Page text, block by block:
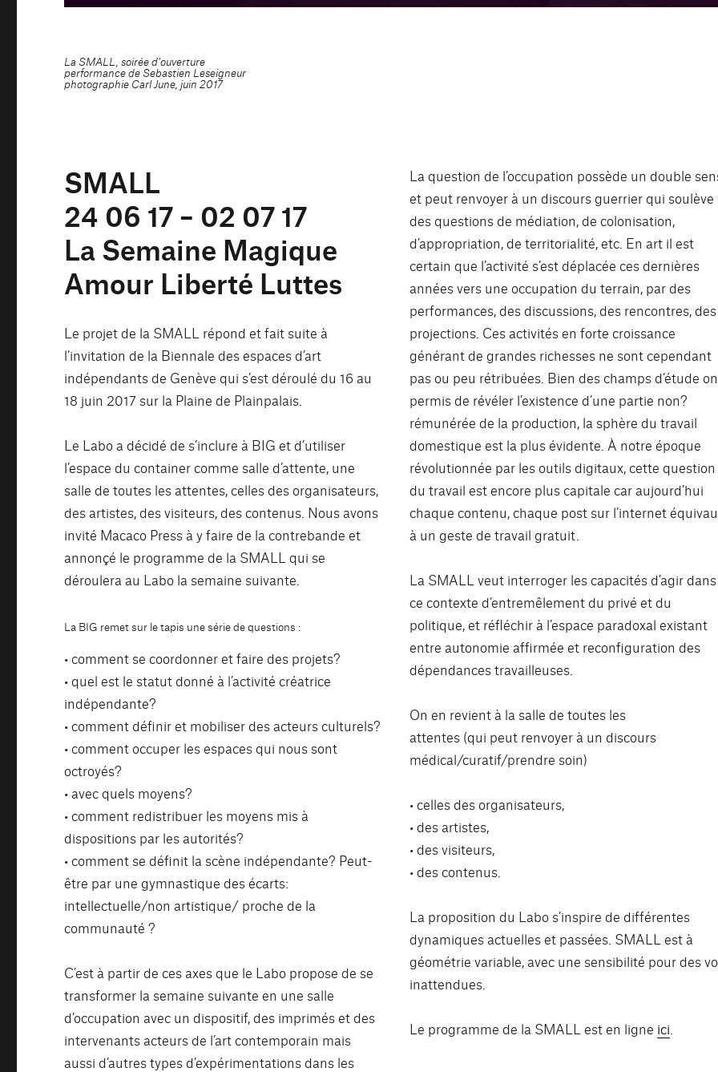
La SMALL, soirée d’ouverture
performance de Sebastien Leseigneur
photographie Carl June, juin 2017
SMALL
24 06 17 – 02 07 17
La Semaine Magique
Amour Liberté Luttes
Le projet de la SMALL répond et fait suite à
l’invitation de la Biennale des espaces d’art
indépendants de Genève qui s’est déroulé du 16 au
18 juin 2017 sur la Plaine de Plainpalais.
Le Labo a décidé de s’inclure à BIG et d’utiliser
l’espace du container comme salle d’attente, une
salle de toutes les attentes, celles des organisateurs,
des artistes, des visiteurs, des contenus. Nous avons
invité Macaco Press à y faire de la contrebande et
annonçé le programme de la SMALL qui se
déroulera au Labo la semaine suivante.
La BIG remet sur le tapis une série de questions :
• comment se coordonner et faire des projets?
• quel est le statut donné à l’activité créatrice
indépendante?
• comment définir et mobiliser des acteurs culturels?
• comment occuper les espaces qui nous sont
octroyés?
• avec quels moyens?
• comment redistribuer les moyens mis à
dispositions par les autorités?
• comment se définit la scène indépendante? Peut-
être par une gymnastique des écarts:
intellectuelle/non artistique/ proche de la
communauté ?
C’est à partir de ces axes que le Labo propose de se
transformer la semaine suivante en une salle
d’occupation avec un dispositif, des imprimés et des
intervenants acteurs de l’art contemporain mais
aussi d’autres types d’expérimentations dans les
La question de l’occupation possède un double
et peut renvoyer à un discours guerrier qui soulève
des questions de médiation, de colonisation,
d’appropriation, de territorialité, etc. En art il est
certain que l’activité s’est déplacée ces dernières
années vers une occupation du terrain, par des
performances, des discussions, des rencontres, des
projections. Ces activités en forte croissance
générant de grandes richesses ne sont cependant
pas ou peu rétribuées. Bien des champs d’étude
permis de révéler l’existence d’une partie non?
rémunérée de la production, la sphère du travail
domestique est la plus évidente. À notre époque
révolutionnée par les outils digitaux, cette question
du travail est encore plus capitale car aujourd’hui
chaque contenu, chaque post sur l’internet
à un geste de travail gratuit.
La SMALL veut interroger les capacités d’agir dans
ce contexte d’entremêlement du privé et du
politique, et réfléchir à l’espace paradoxal existant
entre autonomie affirmée et reconfiguration des
dépendances travailleuses.
On en revient à la salle de toutes les
attentes (qui peut renvoyer à un discours
médical/curatif/prendre soin)
• celles des organisateurs,
• des artistes,
• des visiteurs,
• des contenus.
La proposition du Labo s’inspire de différentes
dynamiques actuelles et passées. SMALL est à
géométrie variable, avec une sensibilité pour des
inattendues.
Le programme de la SMALL est en ligne ici